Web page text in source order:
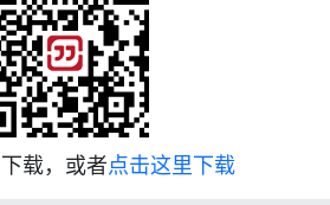
载，或者点击这里下载